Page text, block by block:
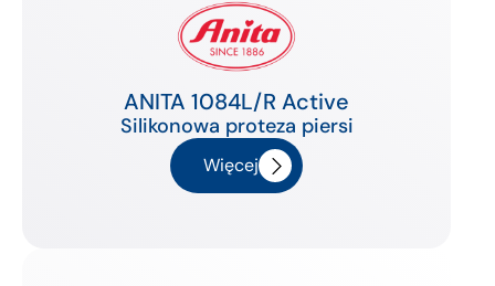
ANITA 1084L/R Active
Silikonowa proteza piersi
Więcej